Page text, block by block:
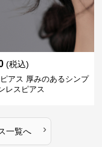
(税込)
アス 厚みのあるシンプ
レスピアス
一覧へ ›